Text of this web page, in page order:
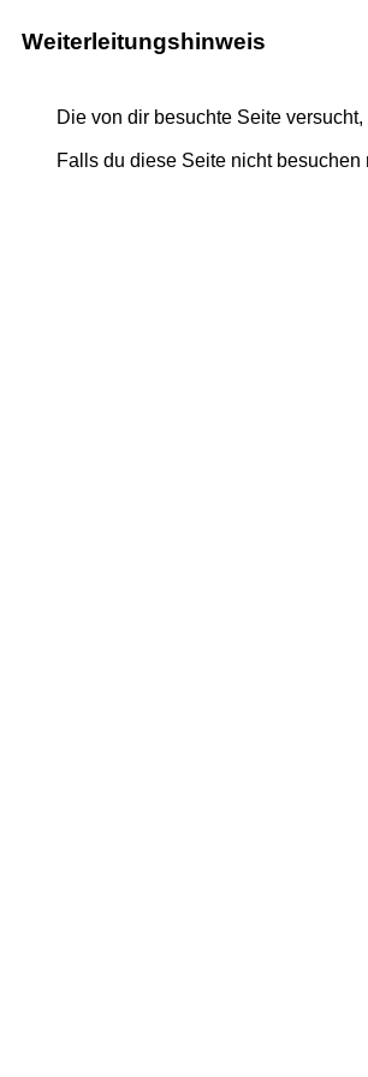
Weiterleitungshinweis
Die von dir besuchte Seite versucht,
Falls du diese Seite nicht besuchen